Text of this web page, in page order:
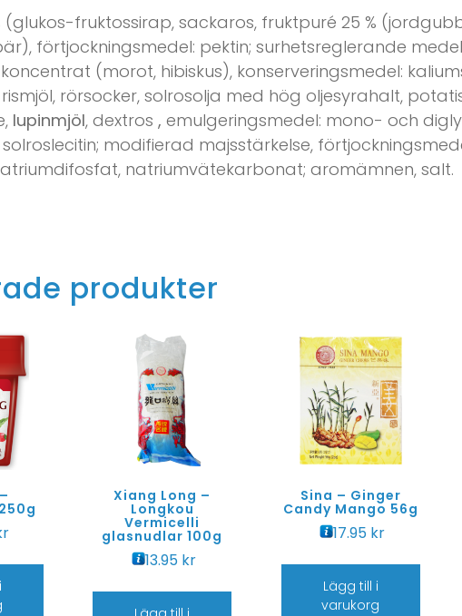
(glukos-fruktossirap, sackaros, fruktpuré 25 %
förtjockningsmedel: pektin; surhetsreglerande
(morot, hibiskus), konserveringsmedel:
rörsocker, solrosolja med hög oljesyrahalt,
lupinmjöl, dextros , emulgeringsmedel: mono- och
modifierad majsstärkelse,
natriumvätekarbonat; aromämnen, salt.
produkter
Xiang Long –
Longkou
Vermicelli
glasnudlar 100g
13.95 kr
Sina – Ginger
Candy Mango 56g
17.95 kr
Lägg till i
varukorg